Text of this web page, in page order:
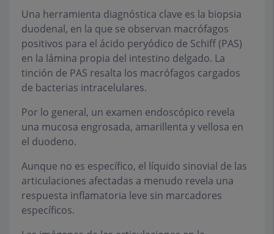
Una herramienta diagnóstica clave es la biopsia
duodenal, en la que se observan macrófagos
positivos para el ácido peryódico de Schiff (PAS)
en la lámina propia del intestino delgado. La
tinción de PAS resalta los macrófagos cargados
de bacterias intracelulares.
Por lo general, un examen endoscópico revela
una mucosa engrosada, amarillenta y vellosa en
el duodeno.
Aunque no es específico, el líquido sinovial de las
articulaciones afectadas a menudo revela una
respuesta inflamatoria leve sin marcadores
específicos.